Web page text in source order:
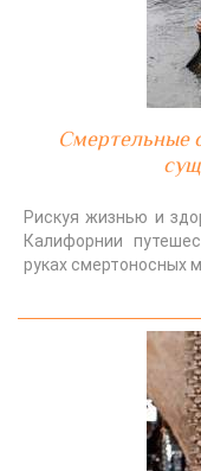
Смертельные
Рискуя жизнью и
Калифорнии
руках смертоносных